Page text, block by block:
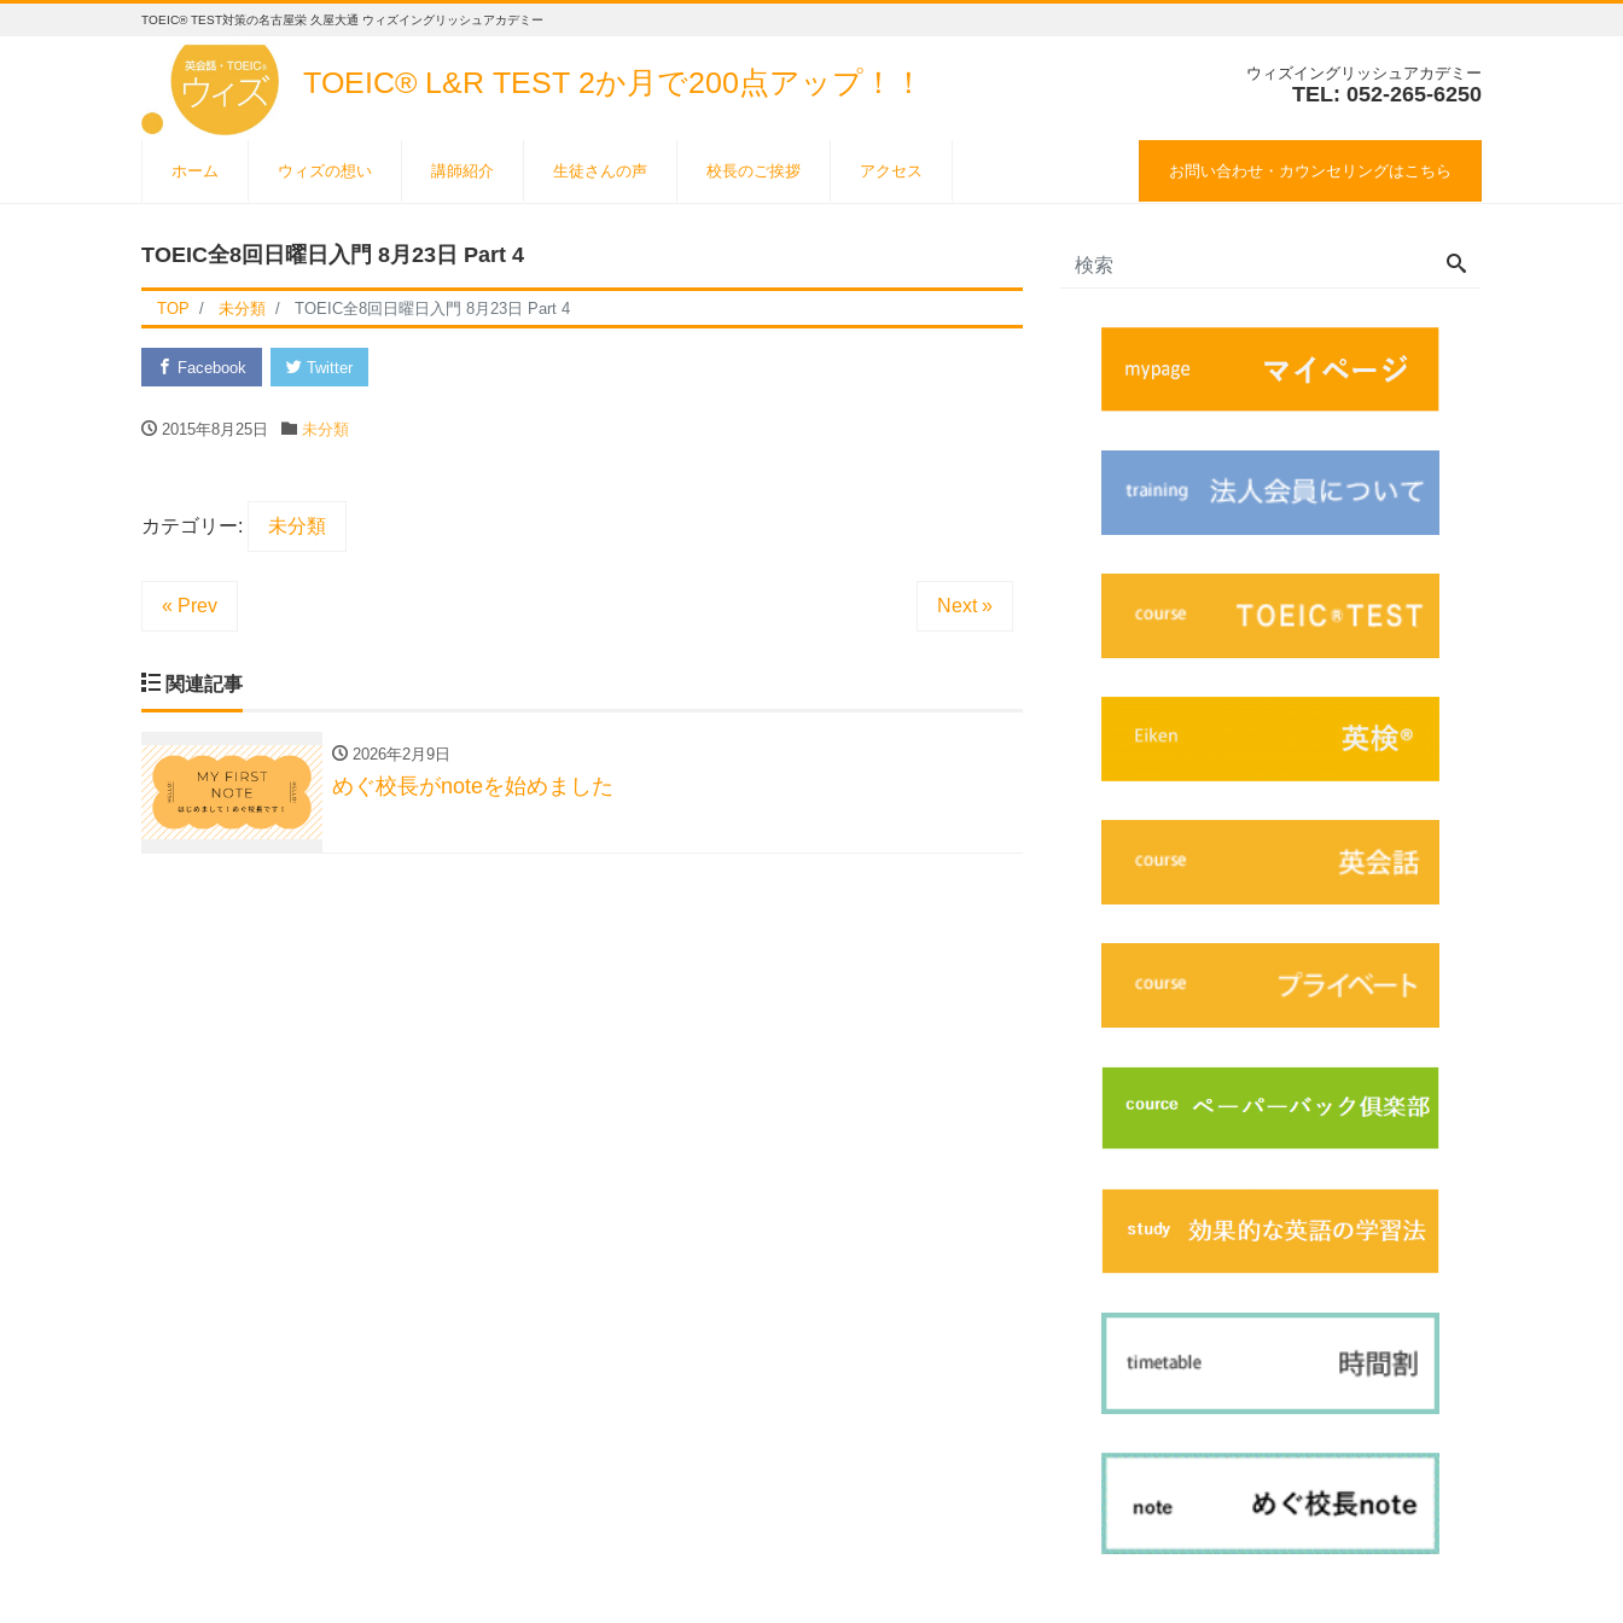
TOEIC® TEST対策の名古屋栄 久屋大通 ウィズイングリッシュアカデミー
TOEIC® L&R TEST 2か月で200点アップ！！ ウィズイングリッシュアカデミー
TEL: 052-265-6250
ホーム ウィズの想い 講師紹介 生徒さんの声 校長のご挨拶 アクセス お問い合わせ・カウンセリングはこちら
TOEIC全8回日曜日入門 8月23日 Part 4
TOP 未分類 TOEIC全8回日曜日入門 8月23日 Part 4
Facebook Twitter
2015年8月25日 未分類
カテゴリー: 未分類
« Prev Next »
関連記事
2026年2月9日
めぐ校長がnoteを始めました